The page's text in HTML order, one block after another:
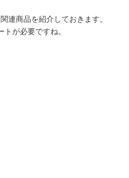
連商品を紹介しておきます。
が必要ですね。